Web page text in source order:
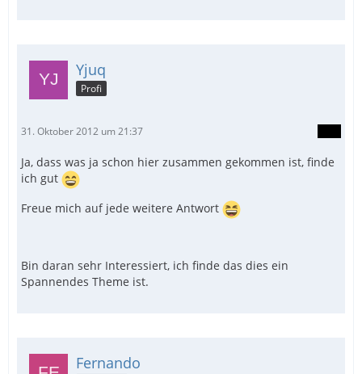
Yjuq
Profi
31. Oktober 2012 um 21:37
Ja, dass was ja schon hier zusammen gekommen ist, finde
ich gut
Freue mich auf jede weitere Antwort
Bin daran sehr Interessiert, ich finde das dies ein
Spannendes Theme ist.
Fernando